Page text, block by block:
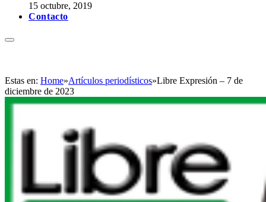
15 octubre, 2019
Contacto
Estas en: Home»Artículos periodísticos»Libre Expresión – 7 de
diciembre de 2023